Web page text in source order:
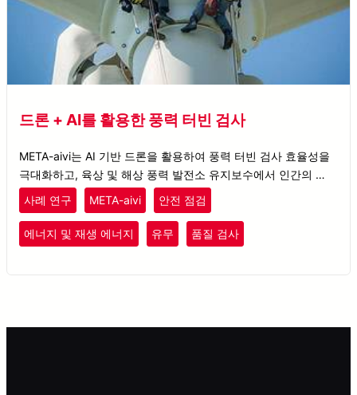
드론 + AI를 활용한 풍력 터빈 검사
META-aivi는 AI 기반 드론을 활용하여 풍력 터빈 검사 효율성을
극대화하고, 육상 및 해상 풍력 발전소 유지보수에서 인간의 오류
를 최소화합니다.
사례 연구 META-aivi 안전 점검
에너지 및 재생 에너지 유무 품질 검사